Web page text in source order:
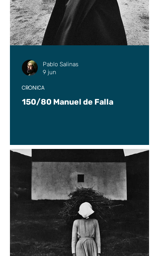
150/80 Manuel de Falla
CRÓNICA
Pablo Salinas
9 jun